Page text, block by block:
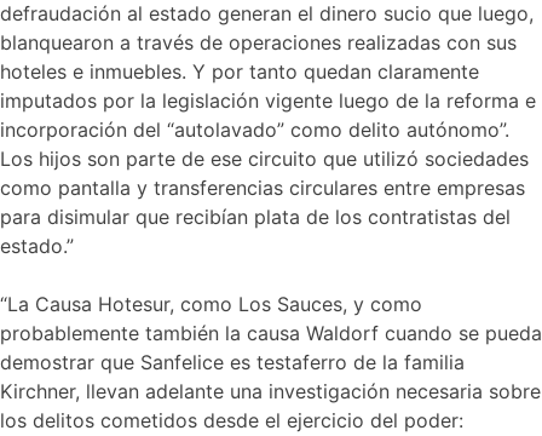
defraudación al estado generan el dinero sucio que luego,
blanquearon a través de operaciones realizadas con sus
hoteles e inmuebles. Y por tanto quedan claramente
imputados por la legislación vigente luego de la reforma e
incorporación del “autolavado” como delito autónomo”.
Los hijos son parte de ese circuito que utilizó sociedades
como pantalla y transferencias circulares entre empresas
para disimular que recibían plata de los contratistas del
estado.”
“La Causa Hotesur, como Los Sauces, y como
probablemente también la causa Waldorf cuando se pueda
demostrar que Sanfelice es testaferro de la familia
Kirchner, llevan adelante una investigación necesaria sobre
los delitos cometidos desde el ejercicio del poder: